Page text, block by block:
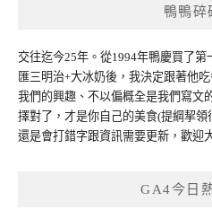
鴨鴨碎
交往迄今25年。從1994年鴨慶買了
匯三明治+大冰奶後，我決定跟著他
我們的興趣、不以偏概全是我們寫文
擇對了，才是你自己的美食(提綱挈領
還是會打錯字跟資訊需要更新，歡迎
GA4今日